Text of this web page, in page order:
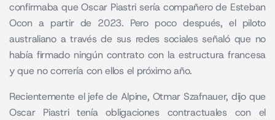
confirmaba que Oscar Piastri sería compañero de Esteban
Ocon a partir de 2023. Pero poco después, el piloto
australiano a través de sus redes sociales señaló que no
había firmado ningún contrato con la estructura francesa
y que no correría con ellos el próximo año.
Recientemente el jefe de Alpine, Otmar Szafnauer, dijo que
Oscar Piastri tenía obligaciones contractuales con el